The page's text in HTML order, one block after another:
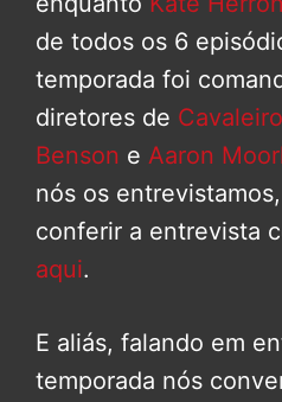
de todos os 6
temporada foi
diretores de
Benson e Aaron
nós os
conferir a entrevista
aqui.
E aliás, falando em
temporada nós